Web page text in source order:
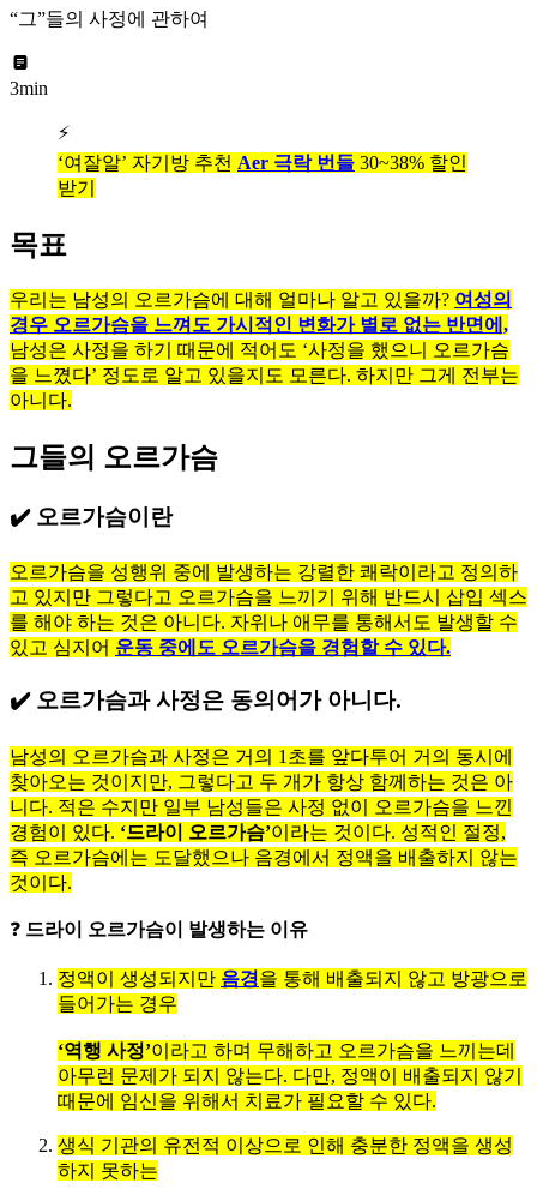
“그”들의 사정에 관하여
3min
⚡
‘여잘알’ 자기방 추천 Aer 극락 번들 30~38% 할인
받기
목표
우리는 남성의 오르가슴에 대해 얼마나 알고 있을까? 여성의
경우 오르가슴을 느껴도 가시적인 변화가 별로 없는 반면에,
남성은 사정을 하기 때문에 적어도 ‘사정을 했으니 오르가슴
을 느꼈다’ 정도로 알고 있을지도 모른다. 하지만 그게 전부는
아니다.
그들의 오르가슴
✔️ 오르가슴이란
오르가슴을 성행위 중에 발생하는 강렬한 쾌락이라고 정의하
고 있지만 그렇다고 오르가슴을 느끼기 위해 반드시 삽입 섹스
를 해야 하는 것은 아니다. 자위나 애무를 통해서도 발생할 수
있고 심지어 운동 중에도 오르가슴을 경험할 수 있다.
✔️ 오르가슴과 사정은 동의어가 아니다.
남성의 오르가슴과 사정은 거의 1초를 앞다투어 거의 동시에
찾아오는 것이지만, 그렇다고 두 개가 항상 함께하는 것은 아
니다. 적은 수지만 일부 남성들은 사정 없이 오르가슴을 느낀
경험이 있다. ‘드라이 오르가슴’이라는 것이다. 성적인 절정,
즉 오르가슴에는 도달했으나 음경에서 정액을 배출하지 않는
것이다.
❓ 드라이 오르가슴이 발생하는 이유
정액이 생성되지만 음경을 통해 배출되지 않고 방광으로
들어가는 경우
‘역행 사정’이라고 하며 무해하고 오르가슴을 느끼는데
아무런 문제가 되지 않는다. 다만, 정액이 배출되지 않기
때문에 임신을 위해서 치료가 필요할 수 있다.
생식 기관의 유전적 이상으로 인해 충분한 정액을 생성
하지 못하는